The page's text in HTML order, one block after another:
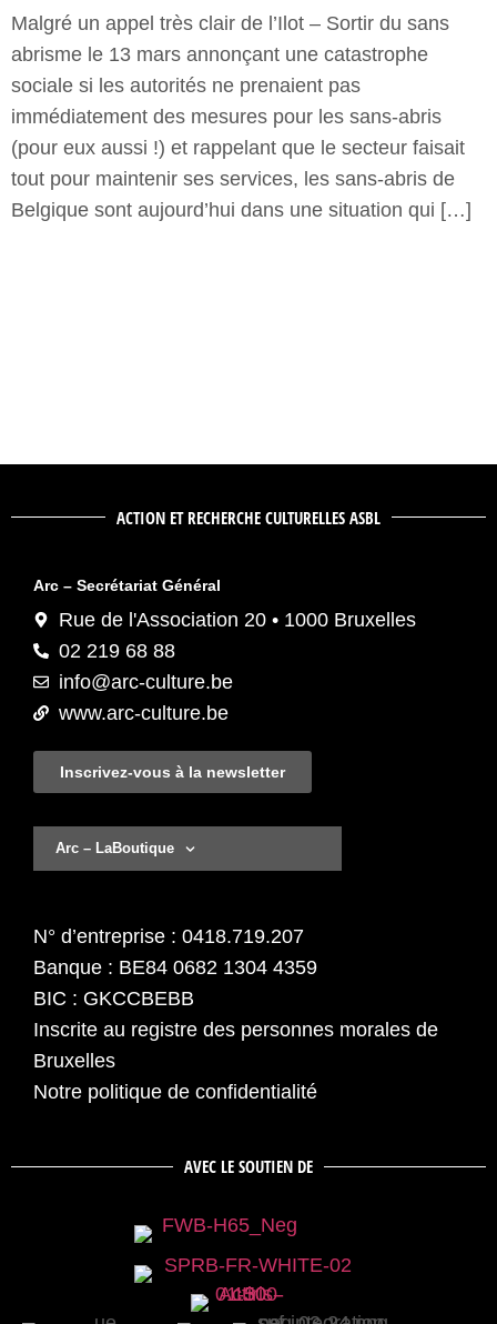
Malgré un appel très clair de l’Ilot – Sortir du sans
abrisme le 13 mars annonçant une catastrophe
sociale si les autorités ne prenaient pas
immédiatement des mesures pour les sans-abris
(pour eux aussi !) et rappelant que le secteur faisait
tout pour maintenir ses services, les sans-abris de
Belgique sont aujourd’hui dans une situation qui […]
ACTION ET RECHERCHE CULTURELLES ASBL
Arc – Secrétariat Général
Rue de l'Association 20 • 1000 Bruxelles
02 219 68 88
info@arc-culture.be
www.arc-culture.be
Inscrivez-vous à la newsletter
Arc – LaBoutique
N° d’entreprise : 0418.719.207
Banque : BE84 0682 1304 4359
BIC : GKCCBEBB
Inscrite au registre des personnes morales de
Bruxelles
Notre politique de confidentialité
AVEC LE SOUTIEN DE